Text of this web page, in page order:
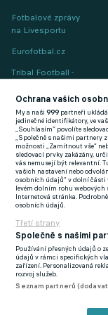
Fotbalové zprávy
na Livesportu
Eurofotbal.cz
Tribal Football -
(EN)
FlashFutbal (SK)
Tenisportal.cz
Tenisové zprávy
na Livesportu
Podmínky užití
Zásady ochrany
Ochrana vašich
My a naši999 partneři
jedinečné identifikátory, ve
„Souhlasím“ povolíte
„Společně s našimi partnery
možnosti „Zamítnout vše“
sledovací prvky zakázány,
vás nemusejí být relevantní.
vašich nastavení nebo
osobních údajů“ v dolní části
levém dolním rohu webových
Internetová stránka.
osobních údajů.
Třetí strany
Společně s našimi
Používání přesných údajů o
údajů v rámci specifických
zařízení. Personalizovaná
rozvoj služeb.
Seznam partnerů